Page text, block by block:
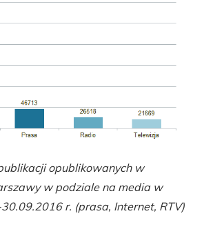
opublikowanych w
w podziale na media w
r. (prasa, Internet, RTV)